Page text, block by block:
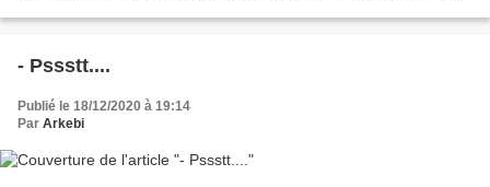
- Pssstt....
Publié le 18/12/2020 à 19:14
Par Arkebi